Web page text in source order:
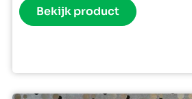
Bekijk product